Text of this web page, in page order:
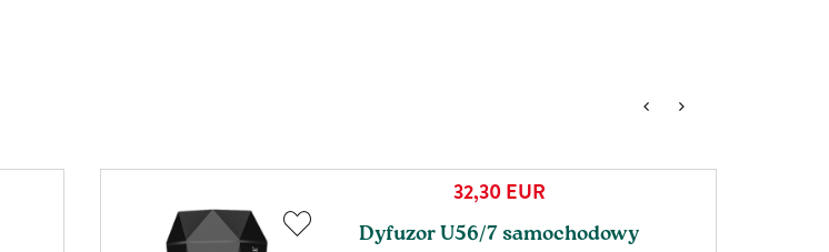
32,30 EUR
Dyfuzor U56/7 samochodowy